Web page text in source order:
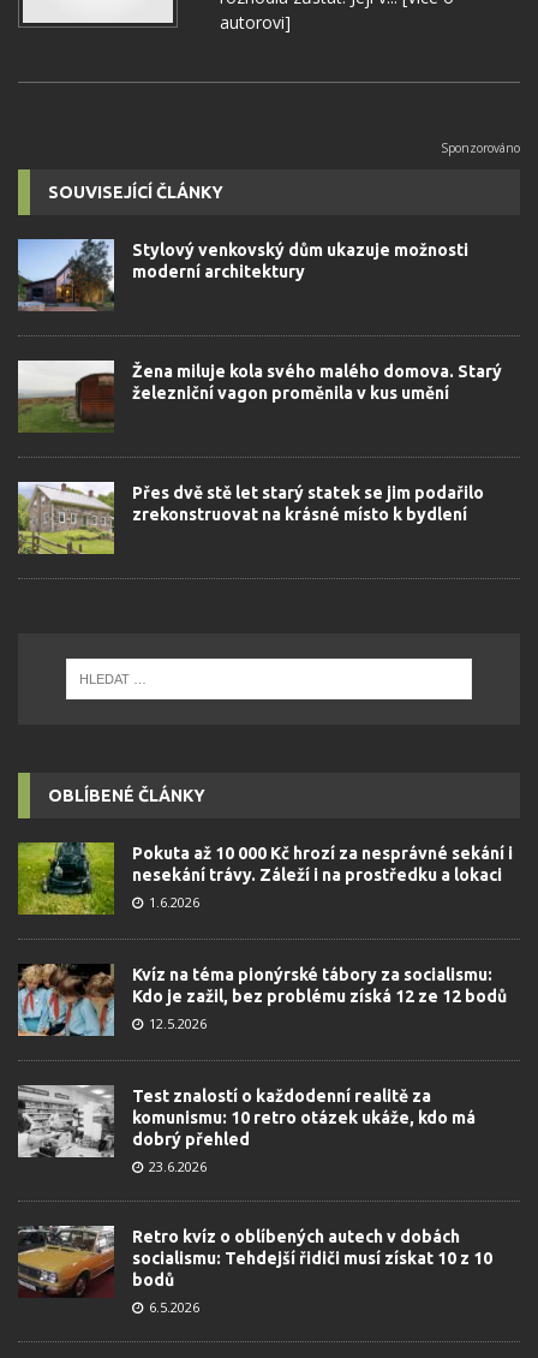
autorovi]
SOUVISEJÍCÍ ČLÁNKY
Stylový venkovský dům ukazuje možnosti
moderní architektury
Žena miluje kola svého malého domova. Starý
železniční vagon proměnila v kus umění
Přes dvě stě let starý statek se jim podařilo
zrekonstruovat na krásné místo k bydlení
OBLÍBENÉ ČLÁNKY
Pokuta až 10 000 Kč hrozí za nesprávné sekání i
nesekání trávy. Záleží i na prostředku a lokaci
1.6.2026
Kvíz na téma pionýrské tábory za socialismu:
Kdo je zažil, bez problému získá 12 ze 12 bodů
12.5.2026
Test znalostí o každodenní realitě za
komunismu: 10 retro otázek ukáže, kdo má
dobrý přehled
23.6.2026
Retro kvíz o oblíbených autech v dobách
socialismu: Tehdejší řidiči musí získat 10 z 10
bodů
6.5.2026